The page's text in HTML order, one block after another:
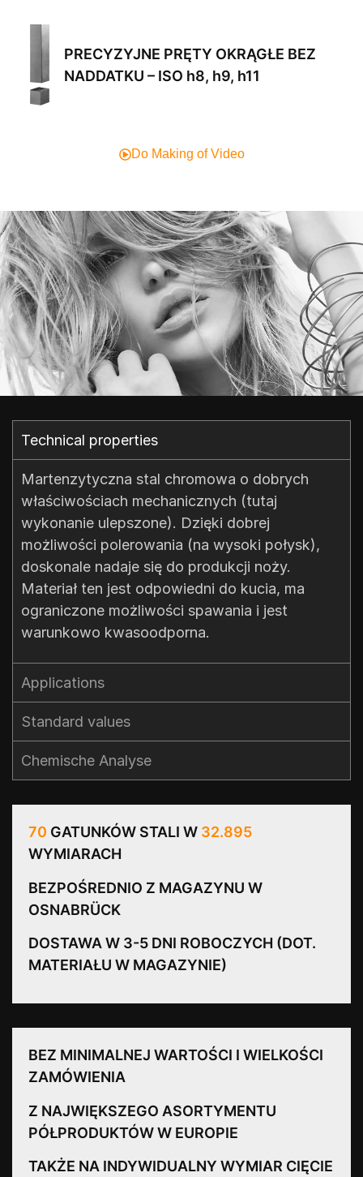
PRECYZYJNE PRĘTY OKRĄGŁE BEZ
NADDATKU – ISO h8, h9, h11
Do Making of Video
Technical properties​
Martenzytyczna stal chromowa o dobrych
właściwościach mechanicznych (tutaj
wykonanie ulepszone). Dzięki dobrej
możliwości polerowania (na wysoki połysk),
doskonale nadaje się do produkcji noży.
Materiał ten jest odpowiedni do kucia, ma
ograniczone możliwości spawania i jest
warunkowo kwasoodporna.
Applications
Standard values​
Chemische Analyse
70 GATUNKÓW STALI W 32.895
WYMIARACH
BEZPOŚREDNIO Z MAGAZYNU W
OSNABRÜCK
DOSTAWA W 3-5 DNI ROBOCZYCH (DOT.
MATERIAŁU W MAGAZYNIE)
BEZ MINIMALNEJ WARTOŚCI I WIELKOŚCI
ZAMÓWIENIA
Z NAJWIĘKSZEGO ASORTYMENTU
PÓŁPRODUKTÓW W EUROPIE
TAKŻE NA INDYWIDUALNY WYMIAR CIĘCIE